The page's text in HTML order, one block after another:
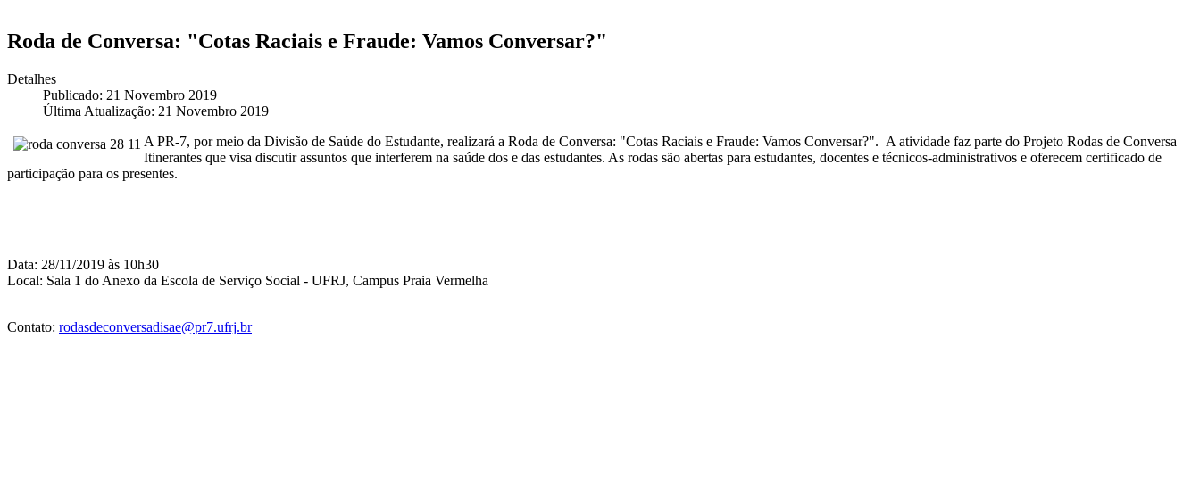
Roda de Conversa: "Cotas Raciais e Fraude: Vamos Conversar?"
Detalhes
Publicado: 21 Novembro 2019
Última Atualização: 21 Novembro 2019
A PR-7, por meio da Divisão de Saúde do Estudante, realizará a Roda de Conversa: "Cotas Raciais e Fraude: Vamos Conversar?". A atividade faz parte do Projeto Rodas de Conversa
Itinerantes que visa discutir assuntos que interferem na saúde dos e das estudantes. As rodas são abertas para estudantes, docentes e técnicos-administrativos e oferecem certificado de
participação para os presentes.
Data: 28/11/2019 às 10h30
Local: Sala 1 do Anexo da Escola de Serviço Social - UFRJ, Campus Praia Vermelha
Contato: rodasdeconversadisae@pr7.ufrj.br